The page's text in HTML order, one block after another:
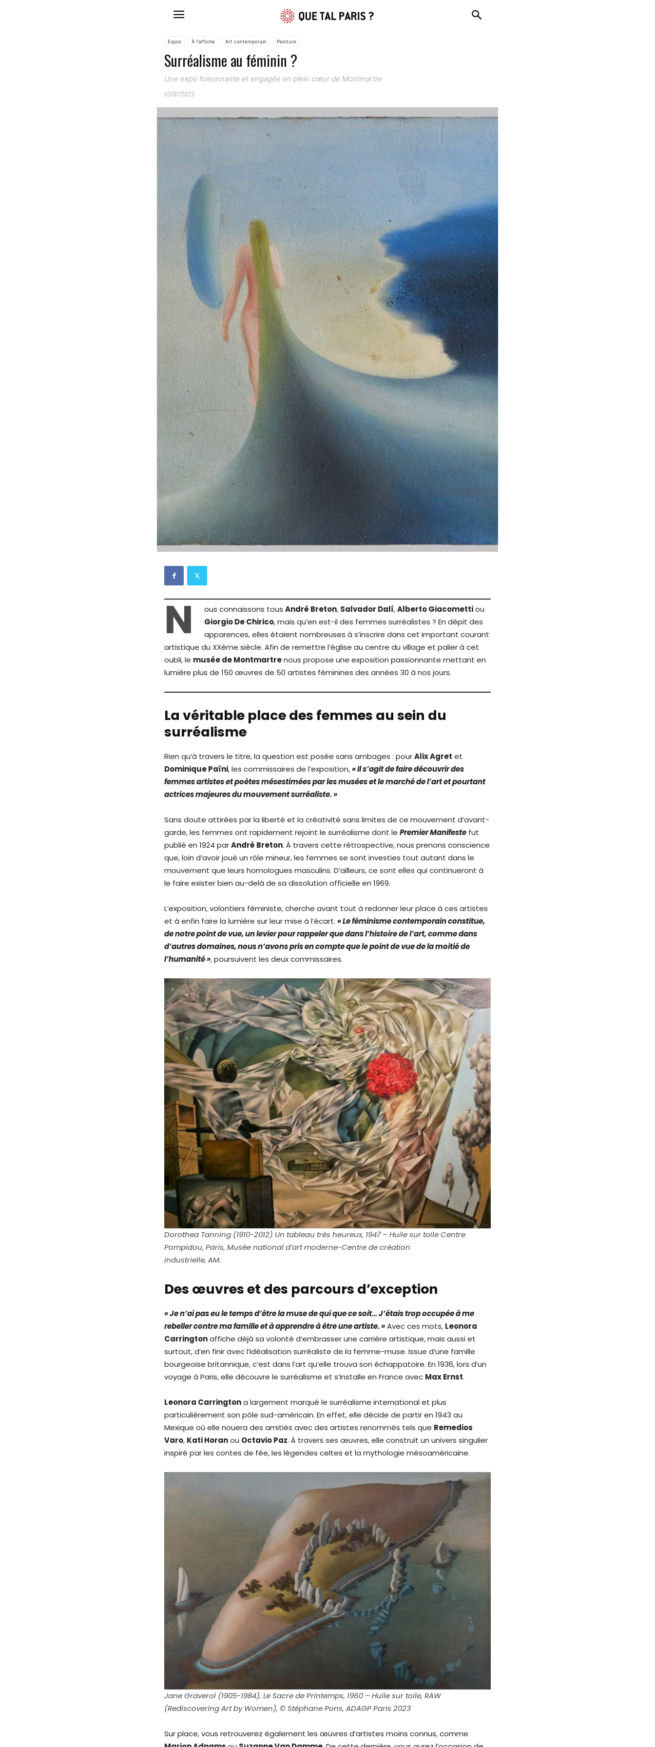
Expos À l'affiche Art contemporain Peinture
Surréalisme au féminin ?
Une expo foisonnante et engagée en plein cœur de Montmartre
03/07/2023
N ous connaissons tous André Breton, Salvador Dalí,Alberto Giacomettiou
Giorgio De Chirico, mais qu’en est-il des femmes surréalistes ? En dépit des
apparences, elles étaient nombreuses à s’inscrire dans cet important courant
artistique du XXème siècle. Afin de remettre l’église au centre du village et palier à cet
oubli, le musée de Montmartrenous propose une exposition passionnante mettant en
lumière plus de 150 œuvres de 50 artistes féminines des années 30 à nos jours.
La véritable place des femmes au sein du
surréalisme
Rien qu’à travers le titre, la question est posée sans ambages : pourAlix Agret et
Dominique Païni, les commissaires de l’exposition,« Il s’agit de faire découvrir des
femmes artistes et poètes mésestimées par les musées et le marché de l’art et pourtant
actrices majeures du mouvement surréaliste. »
Sans doute attirées par la liberté et la créativité sans limites de ce mouvement d’avant-
garde, les femmes ont rapidement rejoint le surréalisme dont le Premier Manifeste fut
publié en 1924 parAndré Breton. À travers cette rétrospective, nous prenons conscience
que, loin d’avoir joué un rôle mineur, les femmes se sont investies tout autant dans le
mouvement que leurs homologues masculins. D’ailleurs, ce sont elles qui continueront à
le faire exister bien au-delà de sa dissolution officielle en 1969.
L’exposition, volontiers féministe, cherche avant tout à redonner leur place à ces artistes
et à enfin faire la lumière sur leur mise à l’écart. « Le féminisme contemporain constitue,
de notre point de vue, un levier pour rappeler que dans l’histoire de l’art, comme dans
d’autres domaines, nous n’avons pris en compte que le point de vue de la moitié de
l’humanité », poursuivent les deux commissaires.
Dorothea Tanning (1910-2012) Un tableau très heureux, 1947 – Huile sur toile Centre
Pompidou, Paris, Musée national d’art moderne-Centre de création
industrielle, AM.
Des œuvres et des parcours d’exception
« Je n’ai pas eu le temps d’être la muse de qui que ce soit… J’étais trop occupée à me
rebeller contre ma famille et à apprendre à être une artiste. »Avec ces mots, Leonora
Carringtonaffiche déjà sa volonté d’embrasser une carrière artistique, mais aussi et
surtout, d’en finir avec l’idéalisation surréaliste de la femme-muse. Issue d’une famille
bourgeoise britannique, c’est dans l’art qu’elle trouva son échappatoire. En 1936, lors d’un
voyage à Paris, elle découvre le surréalisme et s’installe en France avec Max Ernst.
Leonora Carringtona largement marqué le surréalisme international et plus
particulièrement son pôle sud-américain. En effet, elle décide de partir en 1943 au
Mexique où elle nouera des amitiés avec des artistes renommés tels que Remedios
Varo, Kati Horanou Octavio Paz. À travers ses œuvres, elle construit un univers singulier
inspiré par les contes de fée, les légendes celtes et la mythologie mésoaméricaine.
Jane Graverol (1905-1984), Le Sacre de Printemps, 1960 – Huile sur toile, RAW
(Rediscovering Art by Women), © Stéphane Pons, ADAGP Paris 2023
Sur place, vous retrouverez également les œuvres d’artistes moins connus, comme